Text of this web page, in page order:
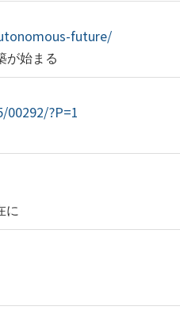
future/
が始まる
?P=1
に